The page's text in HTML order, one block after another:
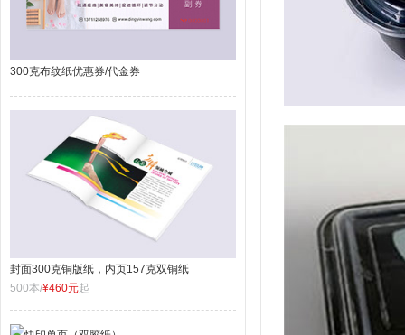
300克布纹纸优惠券/代金券
封面300克铜版纸，内页157克双铜纸
500本/¥460元起